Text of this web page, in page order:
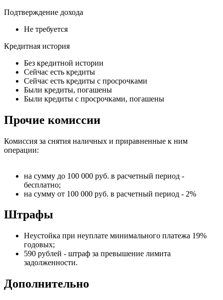
Подтверждение дохода
Не требуется
Кредитная история
Без кредитной истории
Сейчас есть кредиты
Сейчас есть кредиты с просрочками
Были кредиты, погашены
Были кредиты с просрочками, погашены
Прочие комиссии
Комиссия за снятия наличных и приравненные к ним
операции:
на сумму до 100 000 руб. в расчетный период -
бесплатно;
на сумму от 100 000 руб. в расчетный период - 2%
Штрафы
Неустойка при неуплате минимального платежа 19%
годовых;
590 рублей - штраф за превышение лимита
задолженности.
Дополнительно